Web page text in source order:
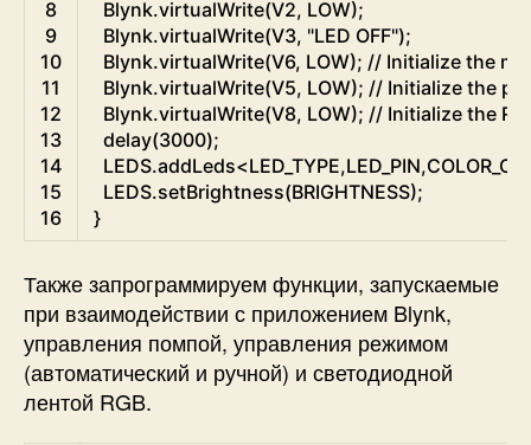
8
9
10
11
12
13
14
15
16
Blynk.virtualWrite(V2, LOW);
Blynk.virtualWrite(V3, "LED OFF");
Blynk.virtualWrite(V6, LOW); // Initialize the
Blynk.virtualWrite(V5, LOW); // Initialize the
Blynk.virtualWrite(V8, LOW); // Initialize the
delay(3000);
LEDS.addLeds<LED_TYPE,LED_PIN,
LEDS.setBrightness(BRIGHTNESS);
}
Также запрограммируем функции, запускаемые
при взаимодействии с приложением Blynk,
управления помпой, управления режимом
(автоматический и ручной) и светодиодной
лентой RGB.